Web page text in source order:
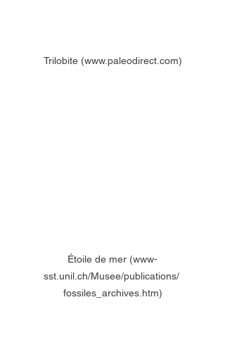
Trilobite (www.paleodirect.com)
Étoile de mer (www-
sst.unil.ch/Musee/publications/
fossiles_archives.htm)